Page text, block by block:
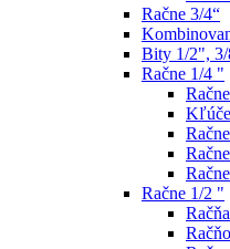
Račne 3/4“
Bity 1/2",
Račne 1/4 "
Račne
Račne 1/2 "